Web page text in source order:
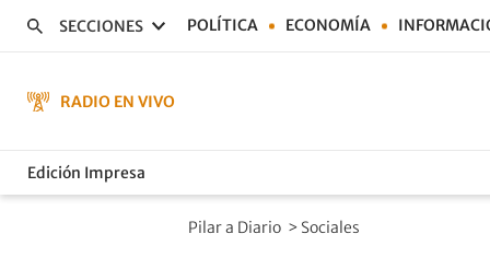
SECCIONES POLÍTICA ECONOMÍA
RADIO EN VIVO
Edición Impresa
Pilar a Diario > Sociales